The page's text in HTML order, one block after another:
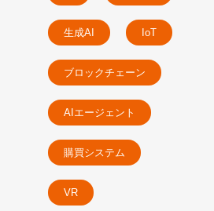
生成AI IoT
ブロックチェーン
AIエージェント
購買システム
VR